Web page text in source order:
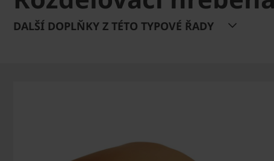
DALŠÍ DOPLŇKY Z TÉTO TYPOVÉ ŘADY